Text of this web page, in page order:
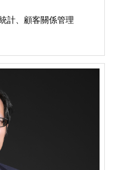
計、顧客關係管理